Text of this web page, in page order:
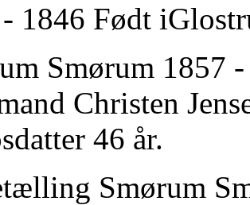
1846 Født
Smørum 1857
Christen
46 år.
Smørum